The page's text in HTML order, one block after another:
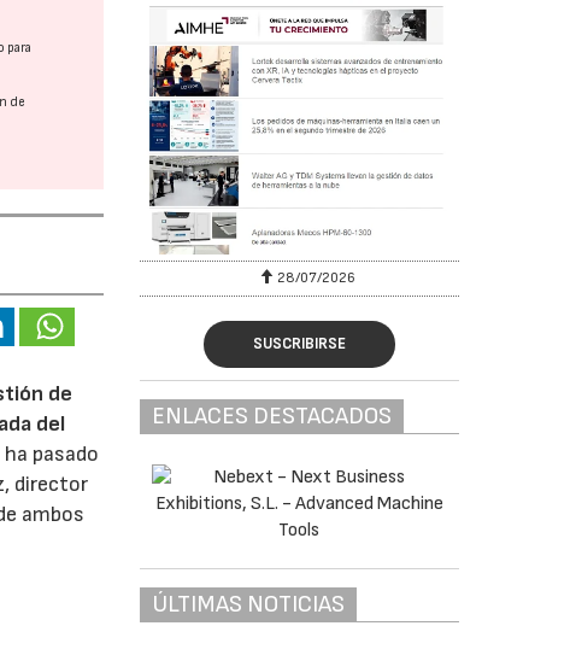
para
de
de
del
pasado
director
ambos
28/07/2026
SUSCRIBIRSE
ENLACES DESTACADOS
ÚLTIMAS NOTICIAS